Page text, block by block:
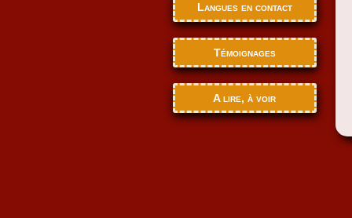
Langues en contact
Témoignages
A lire, à voir